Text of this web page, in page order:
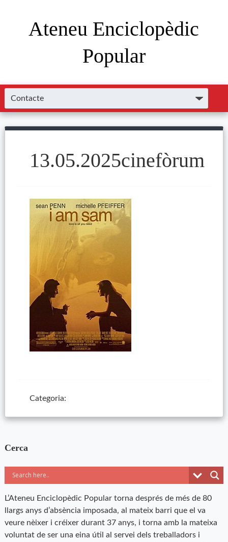
Ateneu Enciclopèdic
Popular
13.05.2025cinefòrum
Categoria:
Cerca
L’Ateneu Enciclopèdic Popular torna després de més de 80
llargs anys d’absència imposada, al mateix barri que el va
veure nèixer i créixer durant 37 anys, i torna amb la mateixa
voluntat de ser una eina útil al servei dels treballadors i